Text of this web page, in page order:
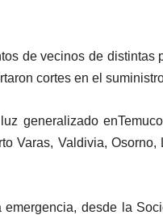
de vecinos de distintas
cortes en el
generalizado
Varas, Valdivia, Osorno,
desde la